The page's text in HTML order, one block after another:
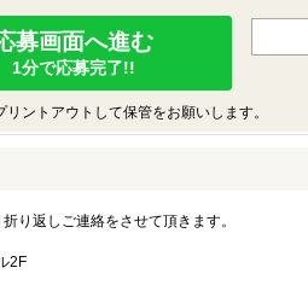
募画面へ進む
1分で応募完了!!
ントアウトして保管をお願いします。
り返しご連絡をさせて頂きます。
2F